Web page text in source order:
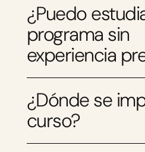
¿Puedo
programa sin
experiencia
¿Dónde se
curso?